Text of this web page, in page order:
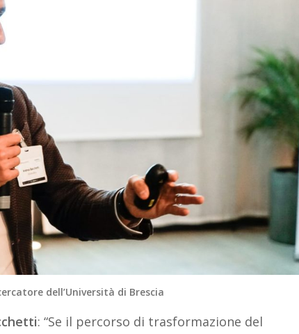
dell’Università di Brescia
: “Se il percorso di trasformazione del